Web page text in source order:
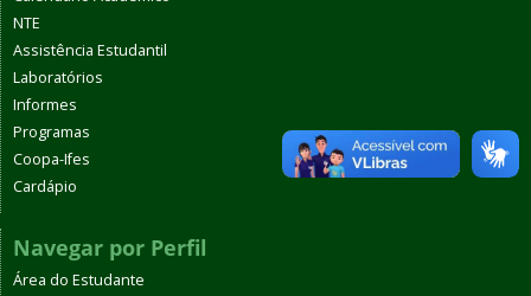
NTE
Assistência Estudantil
Laboratórios
Informes
Programas
Coopa-Ifes
Cardápio
Navegar por Perfil
Área do Estudante